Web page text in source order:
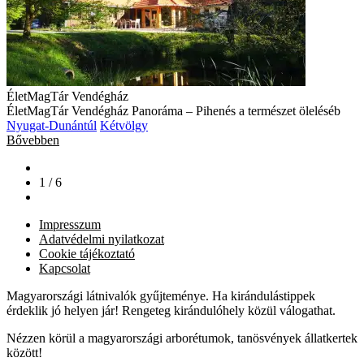
ÉletMagTár Vendégház
ÉletMagTár Vendégház Panoráma – Pihenés a természet öleléséb
Nyugat-Dunántúl Kétvölgy
Bővebben
1 / 6
Impresszum
Adatvédelmi nyilatkozat
Cookie tájékoztató
Kapcsolat
Magyarországi látnivalók gyűjteménye. Ha kirándulástippek
érdeklik jó helyen jár! Rengeteg kirándulóhely közül válogathat.
Nézzen körül a magyarországi arborétumok, tanösvények állatkertek
között!